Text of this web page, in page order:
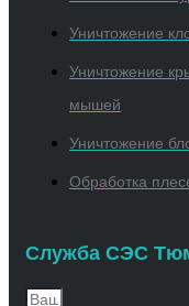
Уничтожение
Уничтожение
мышей
Уничтожение
Обработка
Служба СЭС